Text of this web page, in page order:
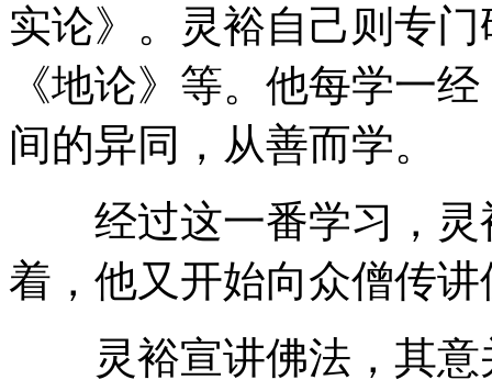
实论》。灵裕自己则专
《地论》等。他每学一
间的异同，从善而学。
经过这一番学习，灵
着，他又开始向众僧传讲
灵裕宣讲佛法，其意